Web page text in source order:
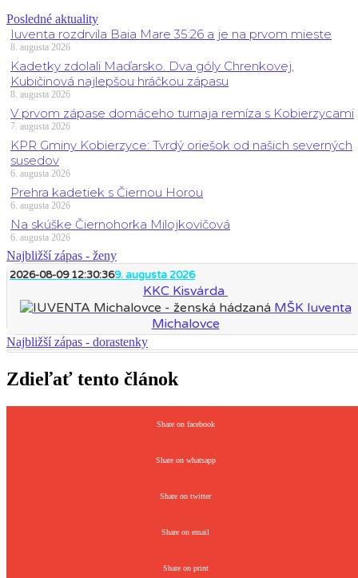
Posledné aktuality
Iuventa rozdrvila Baia Mare 35:26 a je na prvom mieste
8. augusta 2026
Kadetky zdolali Maďarsko. Dva góly Chrenkovej,
Kubičinová najlepšou hráčkou zápasu
8. augusta 2026
V prvom zápase domáceho turnaja remíza s Kobierzycami
7. augusta 2026
KPR Gminy Kobierzyce: Tvrdý oriešok od našich severných
susedov
6. augusta 2026
Prehra kadetiek s Čiernou Horou
6. augusta 2026
Na skúške Čiernohorka Milojkovičová
6. augusta 2026
Najbližší zápas - ženy
2026-08-09 12:30:369. augusta 2026
KKC Kisvárda
MŠK Iuventa
Michalovce
Najbližší zápas - dorastenky
Zdieľať tento článok
Share on facebook
Share on whatsapp
Share on twitter
Share on email
Share on print